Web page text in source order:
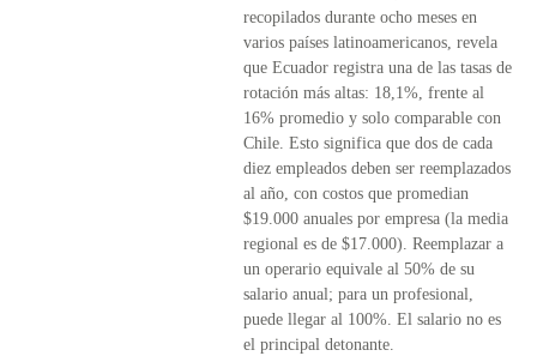
recopilados durante ocho meses en
varios países latinoamericanos, revela
que Ecuador registra una de las tasas de
rotación más altas: 18,1%, frente al
16% promedio y solo comparable con
Chile. Esto significa que dos de cada
diez empleados deben ser reemplazados
al año, con costos que promedian
$19.000 anuales por empresa (la media
regional es de $17.000). Reemplazar a
un operario equivale al 50% de su
salario anual; para un profesional,
puede llegar al 100%. El salario no es
el principal detonante.